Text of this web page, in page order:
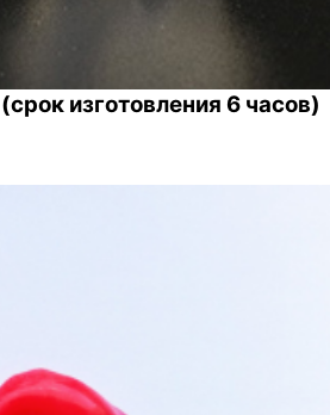
изготовления 6 часов)